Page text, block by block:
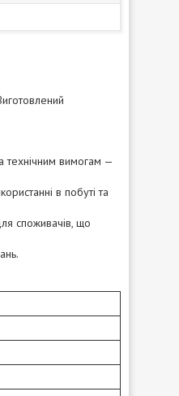
технічним вимогам —
в побуті та
споживачів, що